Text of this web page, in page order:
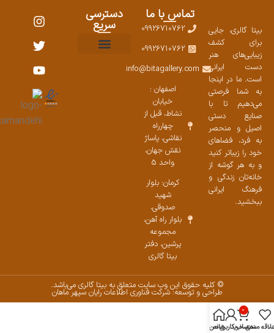
بیتا گالری، جایی
برای کشف
زیبایی‌های هنر
دست ایرانی
است. ما در اینجا
به شما فرصتی
می‌دهیم تا با
صنایع دستی
اصیل و منحصر
به فرد، فضاهای
خود را زیباتر کنید
و به هر گوشه از
خانه‌تان زندگی و
فرهنگ ایرانی
ببخشید.
تماس با ما
09926710762
09926710762
info@bitagallery.com
اصفهان :
خیابان
نشاط، قبل از
چهارراه
نقاشی، پاساژ
نقش جهان،
واحد 5
کرمان: بلوار
شهید
صدوقی،
بلوار راه آهن،
مجموعه
پرشین،‌ دفتر
بیتا گالری
دسترسی
سریع
© کلیه حقوق این وب سایت متعلق به بیتا گالری می‌باشد.
طراحی و توسعه: شرکت فناوری اطلاعات رایان سپهر ماهان
مندی
0
سبد خرید
حساب کاربری من
خانه